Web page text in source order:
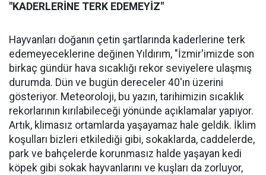
"KADERLERİNE TERK EDEMEYİZ"
Hayvanları doğanın çetin şartlarında kaderlerine terk
edemeyeceklerine değinen Yıldırım, "İzmir'imizde son
birkaç gündür hava sıcaklığı rekor seviyelere ulaşmış
durumda. Dün ve bugün dereceler 40'ın üzerini
gösteriyor. Meteoroloji, bu yazın, tarihimizin sıcaklık
rekorlarının kırılabileceği yönünde açıklamalar yapıyor.
Artık, klimasız ortamlarda yaşayamaz hale geldik. İklim
koşulları bizleri etkilediği gibi, sokaklarda, caddelerde,
park ve bahçelerde korunmasız halde yaşayan kedi
köpek gibi sokak hayvanlarını ve kuşları da zorluyor,